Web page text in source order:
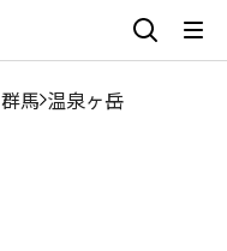
群馬 温泉ヶ岳
8月
9月